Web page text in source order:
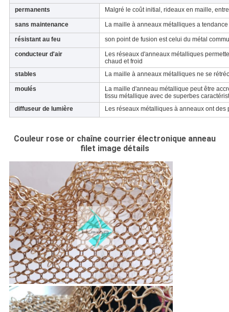
permanents Malgré le coût initial, rideaux en maille,
sans maintenance La maille à anneaux métalliques a
résistant au feu son point de fusion est celui du métal
conducteur d'air
Les réseaux d'anneaux métalliques
chaud et froid
stables
La maille à anneaux métalliques ne se
moulés
La maille d'anneau métallique peut être
tissu métallique avec de superbes
diffuseur de lumière
Les réseaux métalliques à anneaux ont
Couleur rose or chaîne courrier électronique anneau
filet image détails